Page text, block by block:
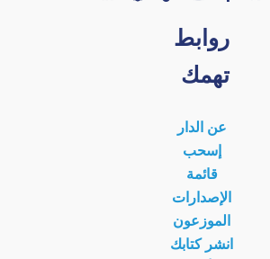
روابط
تهمك
عن الدار
إسحب
قائمة
الإصدارات
الموزعون
انشر كتابك